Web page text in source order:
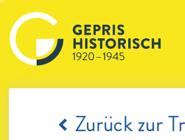
Zurück zur